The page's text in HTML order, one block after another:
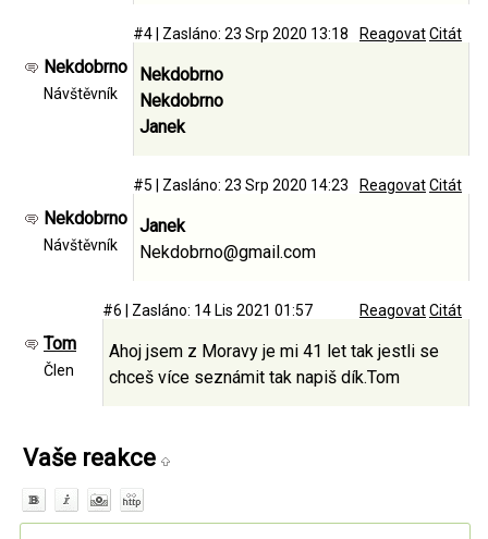
Nekdobrno
Návštěvník
#4 Zasláno: 23 Srp 2020 13:18 ReagovatCitát
Nekdobrno
Nekdobrno
Janek
Nekdobrno
Návštěvník
#5 Zasláno: 23 Srp 2020 14:23 ReagovatCitát
Janek
Nekdobrno@gmail.com
Tom
Člen
#6 Zasláno: 14 Lis 2021 01:57 ReagovatCitát
Ahoj jsem z Moravy je mi 41 let tak jestli se
chceš více seznámit tak napiš dík.Tom
Vaše reakce